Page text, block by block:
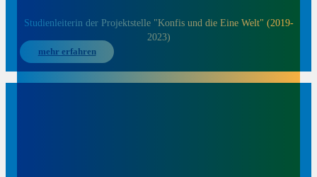
Studienleiterin der Projektstelle "Konfis und die Eine Welt" (2019-
2023)
mehr erfahren